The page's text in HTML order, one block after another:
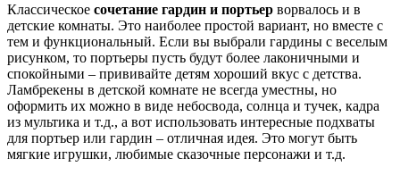
Классическое сочетание гардин и портьер ворвалось и в
детские комнаты. Это наиболее простой вариант, но вместе с
тем и функциональный. Если вы выбрали гардины с веселым
рисунком, то портьеры пусть будут более лаконичными и
спокойными – прививайте детям хороший вкус с детства.
Ламбрекены в детской комнате не всегда уместны, но
оформить их можно в виде небосвода, солнца и тучек, кадра
из мультика и т.д., а вот использовать интересные подхваты
для портьер или гардин – отличная идея. Это могут быть
мягкие игрушки, любимые сказочные персонажи и т.д.